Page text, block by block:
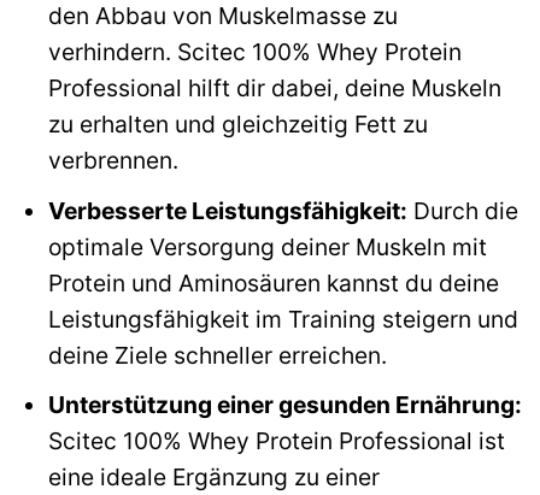
den Abbau von Muskelmasse zu
verhindern. Scitec 100% Whey Protein
Professional hilft dir dabei, deine Muskeln
zu erhalten und gleichzeitig Fett zu
verbrennen.
Verbesserte Leistungsfähigkeit: Durch die
optimale Versorgung deiner Muskeln mit
Protein und Aminosäuren kannst du deine
Leistungsfähigkeit im Training steigern und
deine Ziele schneller erreichen.
Unterstützung einer gesunden Ernährung:
Scitec 100% Whey Protein Professional ist
eine ideale Ergänzung zu einer